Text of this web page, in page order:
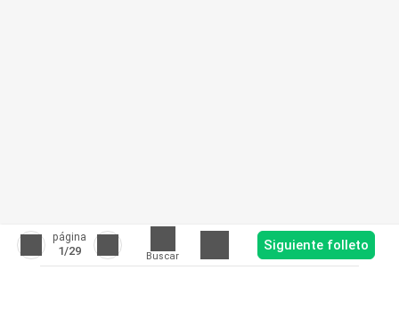
página
1/29 Buscar
Siguiente folleto